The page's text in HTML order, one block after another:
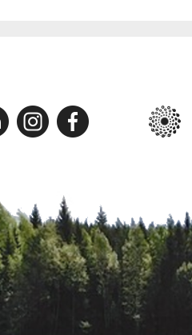
InstagramFacebook